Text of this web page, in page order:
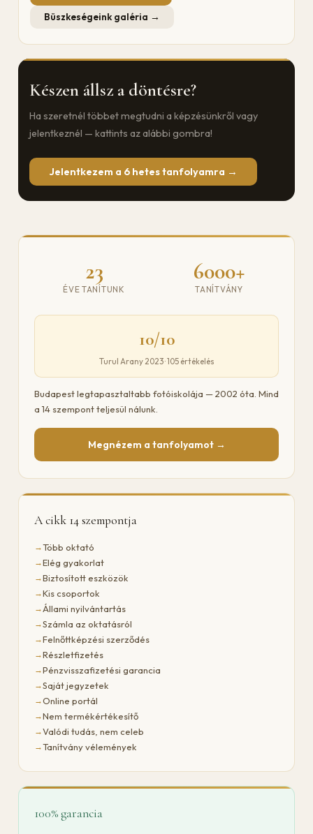
Büszkeségeink galéria →
Készen állsz a döntésre?
Ha szeretnél többet megtudni a képzésünkről vagy
jelentkeznél — kattints az alábbi gombra!
Jelentkezem a 6 hetes tanfolyamra →
23
ÉVE TANÍTUNK
6000+
TANÍTVÁNY
10/10
Turul Arany 2023 · 105 értékelés
Budapest legtapasztaltabb fotóiskolája — 2002 óta. Mind
a 14 szempont teljesül nálunk.
Megnézem a tanfolyamot →
A cikk 14 szempontja
Több oktató
Elég gyakorlat
Biztosított eszközök
Kis csoportok
Állami nyilvántartás
Számla az oktatásról
Felnőttképzési szerződés
Részletfizetés
Pénzvisszafizetési garancia
Saját jegyzetek
Online portál
Nem termékértékesítő
Valódi tudás, nem celeb
Tanítvány vélemények
100% garancia